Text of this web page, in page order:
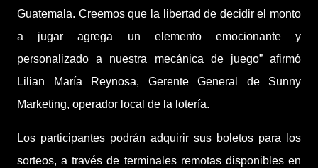
Guatemala. Creemos que la libertad de decidir el monto
a jugar agrega un elemento emocionante y
personalizado a nuestra mecánica de juego” afirmó
Lilian María Reynosa, Gerente General de Sunny
Marketing, operador local de la lotería.
Los participantes podrán adquirir sus boletos para los
sorteos, a través de terminales remotas disponibles en